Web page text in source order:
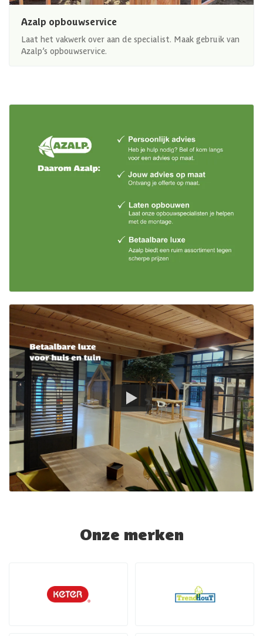
Azalp opbouwservice
Laat het vakwerk over aan de specialist. Maak gebruik van
Azalp’s opbouwservice.
Onze merken